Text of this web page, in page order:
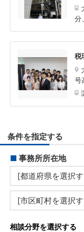
分
税
号
条件を指定する
■ 事務所所在地
相談分野を選択する